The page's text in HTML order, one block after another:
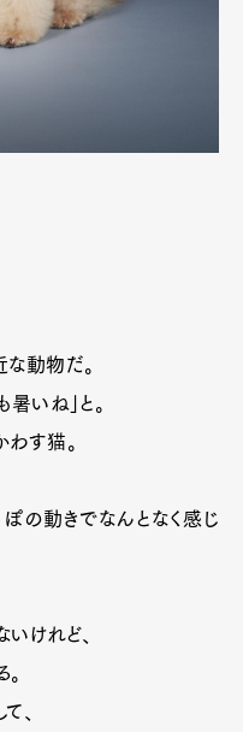
動物だ。
いね」と。
わす猫。
の動きでなんとなく感じ
けれど、
、